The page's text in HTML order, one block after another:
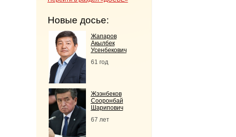
Новые досье:
Жапаров
Акылбек
Усенбекович
61 год
Жээнбеков
Сооронбай
Шарипович
67 лет